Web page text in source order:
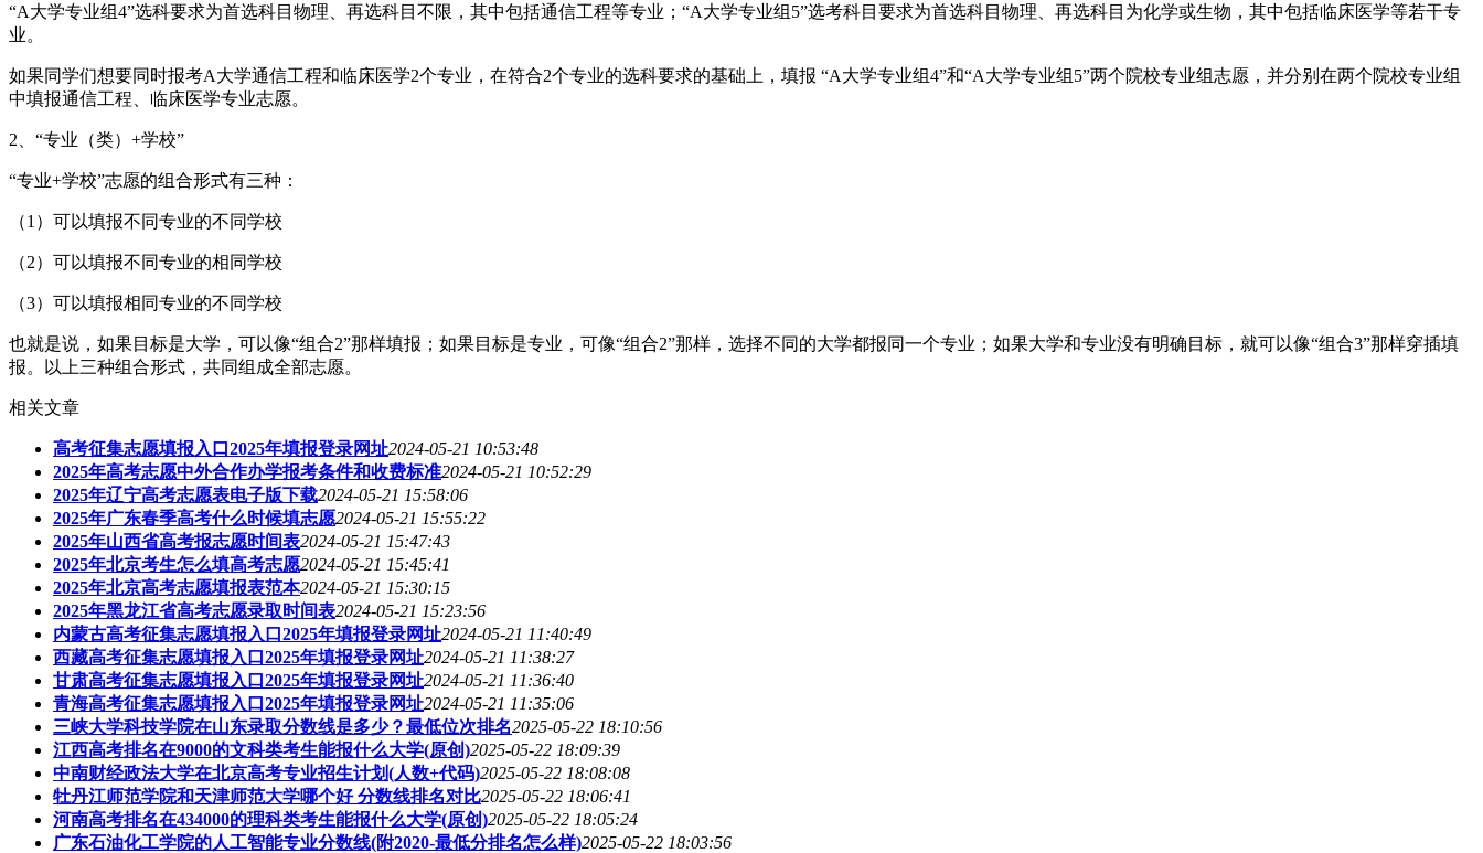
“A大学专业组4”选科要求为首选科目物理、再选科目不限，其中包括通信工程等专业；“A大学专业组5”选考科目要求为首选科目物理、再选科目为化学或生物，其中包括临床医学等若干专
业。
如果同学们想要同时报考A大学通信工程和临床医学2个专业，在符合2个专业的选科要求的基础上，填报 “A大学专业组4”和“A大学专业组5”两个院校专业组志愿，并分别在两个院校专业组
中填报通信工程、临床医学专业志愿。
2、“专业（类）+学校”
“专业+学校”志愿的组合形式有三种：
（1）可以填报不同专业的不同学校
（2）可以填报不同专业的相同学校
（3）可以填报相同专业的不同学校
也就是说，如果目标是大学，可以像“组合2”那样填报；如果目标是专业，可像“组合2”那样，选择不同的大学都报同一个专业；如果大学和专业没有明确目标，就可以像“组合3”那样穿插填
报。以上三种组合形式，共同组成全部志愿。
相关文章
高考征集志愿填报入口2025年填报登录网址2024-05-21 10:53:48
2025年高考志愿中外合作办学报考条件和收费标准2024-05-21 10:52:29
2025年辽宁高考志愿表电子版下载2024-05-21 15:58:06
2025年广东春季高考什么时候填志愿2024-05-21 15:55:22
2025年山西省高考报志愿时间表2024-05-21 15:47:43
2025年北京考生怎么填高考志愿2024-05-21 15:45:41
2025年北京高考志愿填报表范本2024-05-21 15:30:15
2025年黑龙江省高考志愿录取时间表2024-05-21 15:23:56
内蒙古高考征集志愿填报入口2025年填报登录网址2024-05-21 11:40:49
西藏高考征集志愿填报入口2025年填报登录网址2024-05-21 11:38:27
甘肃高考征集志愿填报入口2025年填报登录网址2024-05-21 11:36:40
青海高考征集志愿填报入口2025年填报登录网址2024-05-21 11:35:06
三峡大学科技学院在山东录取分数线是多少？最低位次排名2025-05-22 18:10:56
江西高考排名在9000的文科类考生能报什么大学(原创)2025-05-22 18:09:39
中南财经政法大学在北京高考专业招生计划(人数+代码)2025-05-22 18:08:08
牡丹江师范学院和天津师范大学哪个好 分数线排名对比2025-05-22 18:06:41
河南高考排名在434000的理科类考生能报什么大学(原创)2025-05-22 18:05:24
广东石油化工学院的人工智能专业分数线(附2020-最低分排名怎么样)2025-05-22 18:03:56